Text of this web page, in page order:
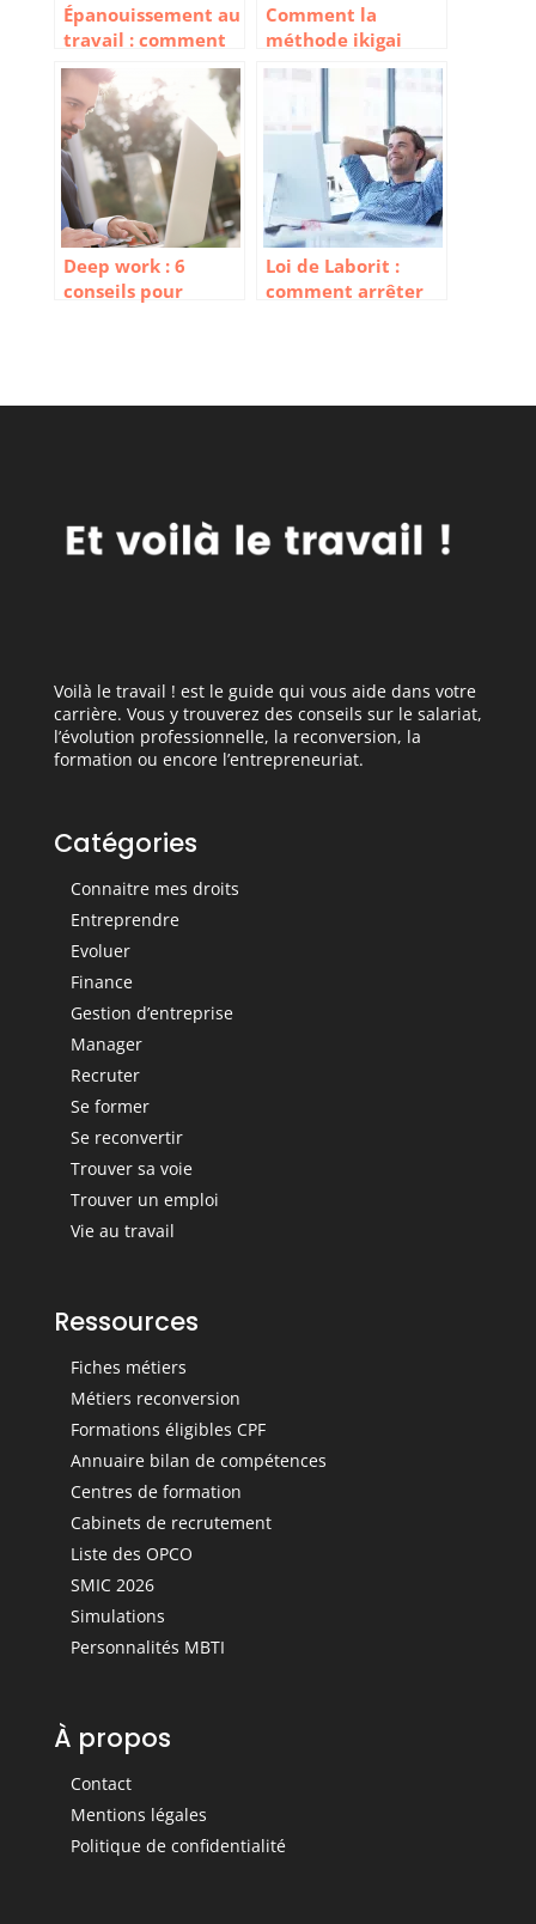
Épanouissement au
travail : comment
trouver un sens à
ce que l’on fait
Comment la
méthode ikigai
peut vous aider à
trouver votre voie
Deep work : 6
conseils pour
Loi de Laborit :
comment arrêter
Voilà le travail ! est le guide qui vous aide dans votre
carrière. Vous y trouverez des conseils sur le salariat,
l’évolution professionnelle, la reconversion, la
formation ou encore l’entrepreneuriat.
Catégories
Connaitre mes droits
Entreprendre
Evoluer
Finance
Gestion d’entreprise
Manager
Recruter
Se former
Se reconvertir
Trouver sa voie
Trouver un emploi
Vie au travail
Ressources
Fiches métiers
Métiers reconversion
Formations éligibles CPF
Annuaire bilan de compétences
Centres de formation
Cabinets de recrutement
Liste des OPCO
SMIC 2026
Simulations
Personnalités MBTI
À propos
Contact
Mentions légales
Politique de confidentialité